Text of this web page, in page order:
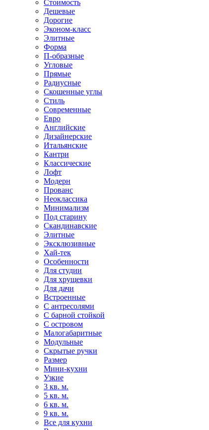
Стоимость
Дешевые
Дорогие
Эконом-класс
Элитные
Форма
П-образные
Угловые
Прямые
Радиусные
Скошенные углы
Стиль
Современные
Евро
Английские
Дизайнерские
Итальянские
Кантри
Классические
Лофт
Модерн
Прованс
Неоклассика
Минимализм
Под старину
Скандинавские
Элитные
Эксклюзивные
Хай-тек
Особенности
Для студии
Для хрущевки
Для дачи
Встроенные
С антресолями
С барной стойкой
С островом
Малогабаритные
Модульные
Скрытые ручки
Размер
Мини-кухни
Узкие
3 кв. м.
5 кв. м.
6 кв. м.
9 кв. м.
Все для кухни